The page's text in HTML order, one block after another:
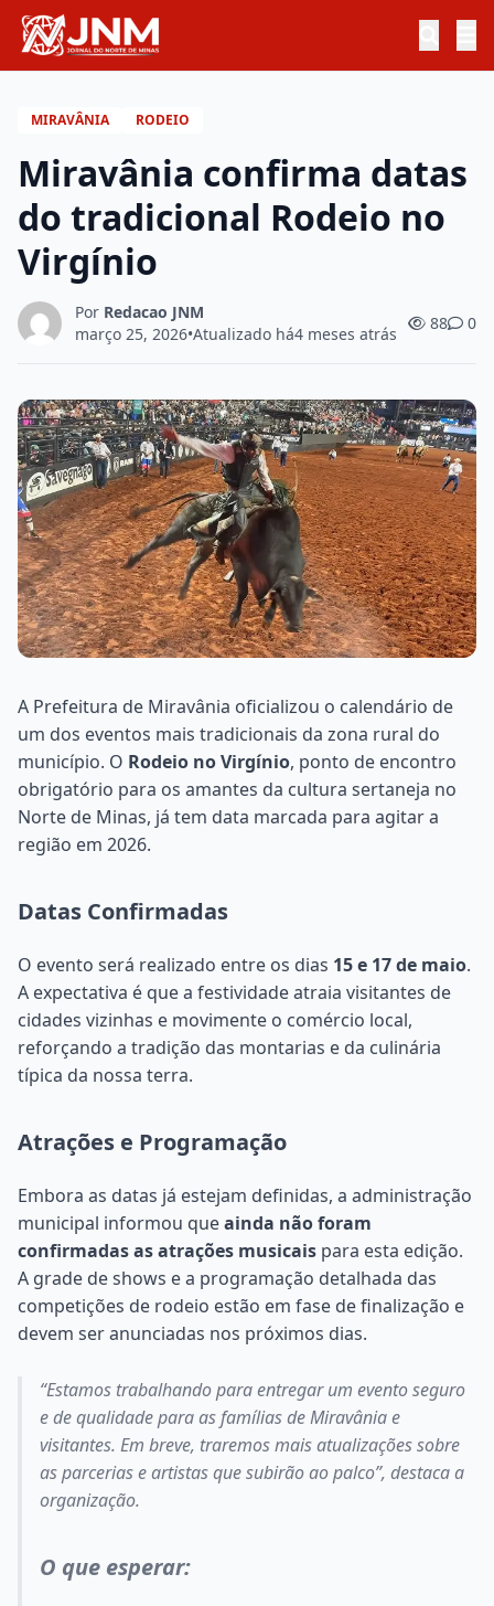
MIRAVÂNIA RODEIO
Miravânia confirma datas
do tradicional Rodeio no
Virgínio
Por Redacao JNM
março 25, 2026•Atualizado há4 meses atrás
88 0
A Prefeitura de Miravânia oficializou o calendário de
um dos eventos mais tradicionais da zona rural do
município. O Rodeio no Virgínio, ponto de encontro
obrigatório para os amantes da cultura sertaneja no
Norte de Minas, já tem data marcada para agitar a
região em 2026.
Datas Confirmadas
O evento será realizado entre os dias 15 e 17 de maio.
A expectativa é que a festividade atraia visitantes de
cidades vizinhas e movimente o comércio local,
reforçando a tradição das montarias e da culinária
típica da nossa terra.
Atrações e Programação
Embora as datas já estejam definidas, a administração
municipal informou queainda não foram
confirmadas as atrações musicais para esta edição.
A grade de shows e a programação detalhada das
competições de rodeio estão em fase de finalização e
devem ser anunciadas nos próximos dias.
“Estamos trabalhando para entregar um evento seguro
e de qualidade para as famílias de Miravânia e
visitantes. Em breve, traremos mais atualizações sobre
as parcerias e artistas que subirão ao palco”, destaca a
organização.
O que esperar: